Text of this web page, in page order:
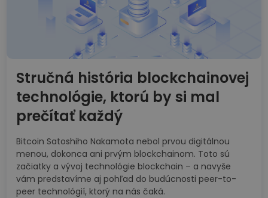
Stručná história blockchainovej
technológie, ktorú by si mal
prečítať každý
Bitcoin Satoshiho Nakamota nebol prvou digitálnou
menou, dokonca ani prvým blockchainom. Toto sú
začiatky a vývoj technológie blockchain – a navyše
vám predstavíme aj pohľad do budúcnosti peer-to-
peer technológií, ktorý na nás čaká.